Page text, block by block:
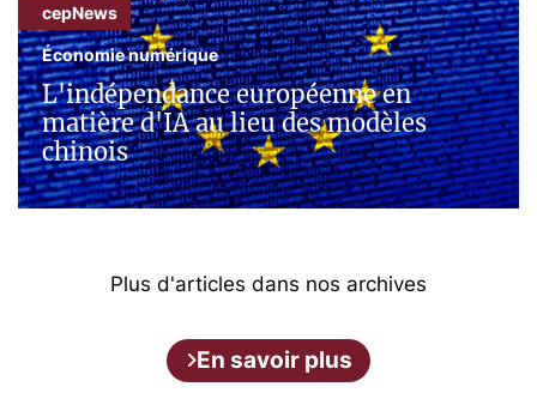
cepNews
Économie numérique
L'indépendance européenne en
matière d'IA au lieu des modèles
chinois
Plus d'articles dans nos archives
En savoir plus